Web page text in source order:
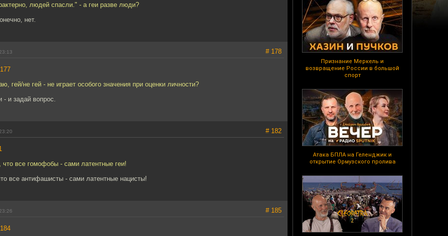
Признание Меркель и
возвращение России в большой
спорт
Атака БПЛА на Геленджик и
открытие Ормузского пролива
людей спасли." - а геи разве люди?
нет.
# 178
гей/не гей - не играет особого значения при оценки личности?
- и задай вопрос.
# 182
все гомофобы - сами латентные геи!
все антифашисты - сами латентные нацисты!
# 185